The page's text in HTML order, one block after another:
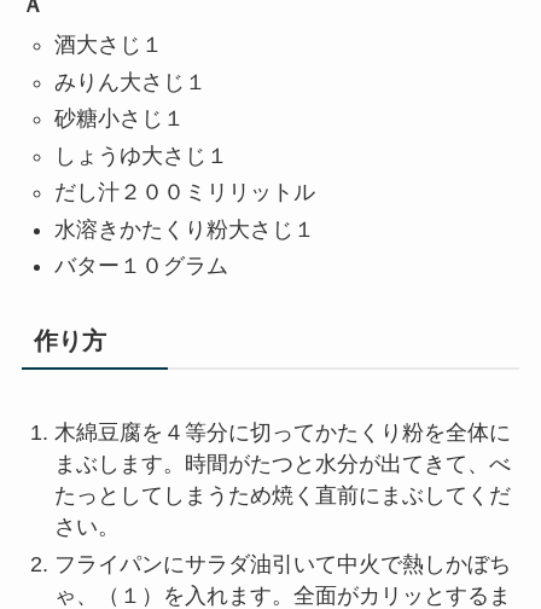
酒大さじ１
みりん大さじ１
砂糖小さじ１
しょうゆ大さじ１
だし汁２００ミリリットル
水溶きかたくり粉大さじ１
バター１０グラム
作り方
木綿豆腐を４等分に切ってかたくり粉を全体に
まぶします。時間がたつと水分が出てきて、べ
たっとしてしまうため焼く直前にまぶしてくだ
さい。
フライパンにサラダ油引いて中火で熱しかぼち
ゃ、（１）を入れます。全面がカリッとするま